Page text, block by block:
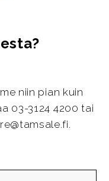
niin pian kuin
03-3124 4200 tai